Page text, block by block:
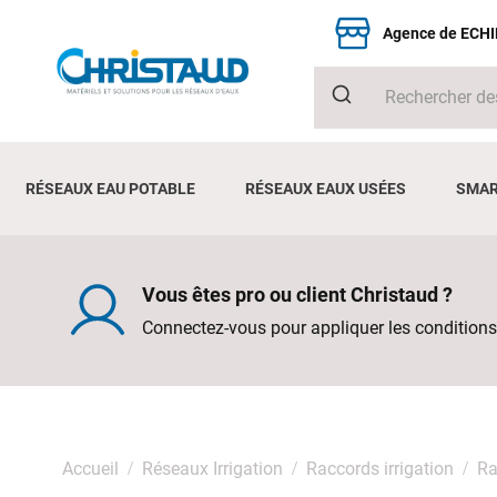
Agence de
RÉSEAUX EAU POTABLE RÉSEAUX EAUX USÉES
Vous êtes pro ou client Christaud ?
Connectez-vous pour appliquer les
Accueil Réseaux Irrigation Raccords irrigation